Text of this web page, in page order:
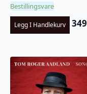
Bestillingsvare
Legg I Handlekurv 349